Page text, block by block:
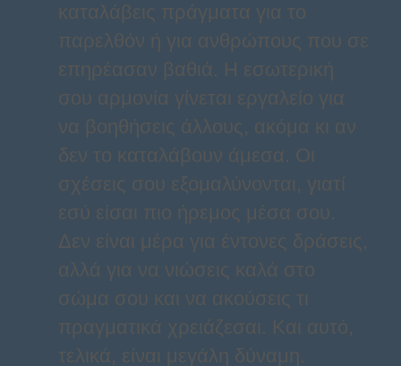
καταλάβεις πράγματα για το
παρελθόν ή για ανθρώπους που σε
επηρέασαν βαθιά. Η εσωτερική
σου αρμονία γίνεται εργαλείο για
να βοηθήσεις άλλους, ακόμα κι αν
δεν το καταλάβουν άμεσα. Οι
σχέσεις σου εξομαλύνονται, γιατί
εσύ είσαι πιο ήρεμος μέσα σου.
Δεν είναι μέρα για έντονες δράσεις,
αλλά για να νιώσεις καλά στο
σώμα σου και να ακούσεις τι
πραγματικά χρειάζεσαι. Και αυτό,
τελικά, είναι μεγάλη δύναμη.